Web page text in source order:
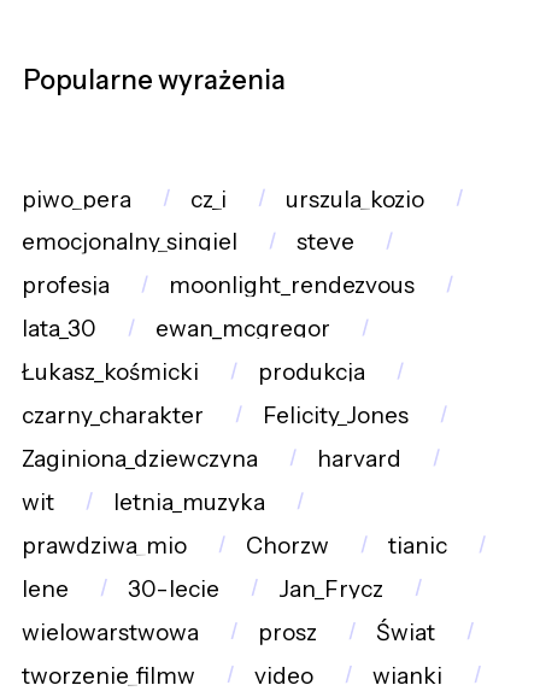
Popularne wyrażenia
piwo_pera cz_i
urszula_kozio
emocjonalny_singiel
steve
profesja
moonlight_rendezvous
lata_30
ewan_mcgregor
Łukasz_kośmicki
produkcja
czarny_charakter
Felicity_Jones
Zaginiona_dziewczyna
harvard
wit
letnia_muzyka
prawdziwa_mio
Chorzw
tianic
lene
30-lecie
Jan_Frycz
wielowarstwowa
prosz
Świat
tworzenie_filmw
video
wianki